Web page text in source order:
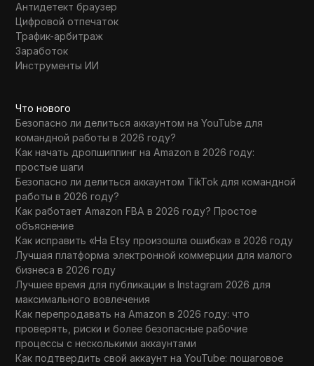
Антидетект браузер
Цифровой отпечаток
Трафик-арбитраж
Заработок
Инструменты ИИ
Что нового
Безопасно ли делиться аккаунтом на YouTube для
командной работы в 2026 году?
Как начать дропшиппинг на Amazon в 2026 году:
простые шаги
Безопасно ли делиться аккаунтом TikTok для командной
работы в 2026 году?
Как работает Amazon FBA в 2026 году? Простое
объяснение
Как исправить «На Etsy произошла ошибка» в 2026 году
Лучшая платформа электронной коммерции для малого
бизнеса в 2026 году
Лучшее время для публикации в Instagram 2026 для
максимального вовлечения
Как перепродавать на Amazon в 2026 году: что
проверять, риски и более безопасные рабочие
процессы с несколькими аккаунтами
Как подтвердить свой аккаунт на YouTube: пошаговое